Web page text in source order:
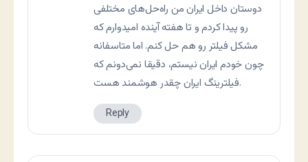
دوستان داخل ایران من راه‌حل‌های مختلفی
رو پیدا کردم و تا هفته آینده امیدوارم که
مشکل فیلتر رو هم حل کنم. اما متاسفانه
چون خودم ایران نیستم، دقیقا نمی‌دونم که
فیلترینگ ایران چقدر هوشمند هست.
Reply